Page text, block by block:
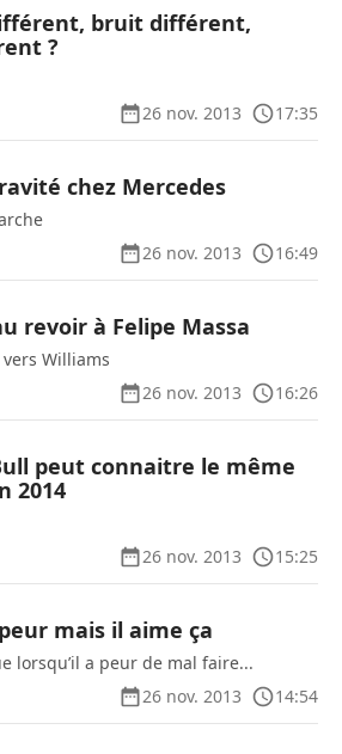
bruit différent,
?
26 nov. 2013
17:35
chez Mercedes
26 nov. 2013
16:49
revoir à Felipe Massa
Williams
26 nov. 2013
16:26
peut connaitre le même
2014
26 nov. 2013
15:25
mais il aime ça
lorsqu’il a peur de mal faire...
26 nov. 2013
14:54